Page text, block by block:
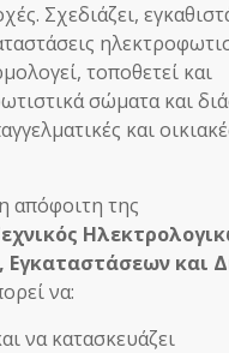
Σχεδιάζει,
τοποθετεί και
σώματα και
και
απόφοιτη της
Εγκαταστάσεων και
να:
να κατασκευάζει